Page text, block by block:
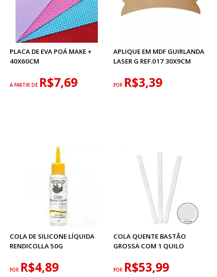
PLACA DE EVA POÁ MAKE +
40X60CM
A PARTIR DE R$7,69
APLIQUE EM MDF GUIRLANDA
LASER G REF.017 30X9CM
POR R$3,39
COLA DE SILICONE LÍQUIDA
RENDICOLLA 50G
POR R$4,89
COLA QUENTE BASTÃO
GROSSA COM 1 QUILO
POR R$53,99